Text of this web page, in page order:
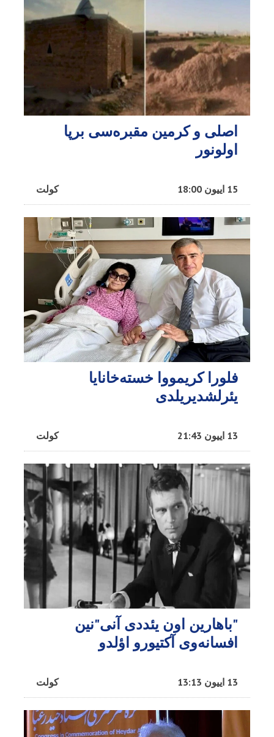
اصلی و کرمین مقبره‌سی برپا
اولونور
کولت 15 اییون 18:00
فلورا کریمووا خسته‌خانایا
یئرلشدیریلدی
کولت 13 اییون 21:43
"باهارین اون یئددی آنی"نین
افسانه‌وی آکتیورو اؤلدو
کولت 13 اییون 13:13